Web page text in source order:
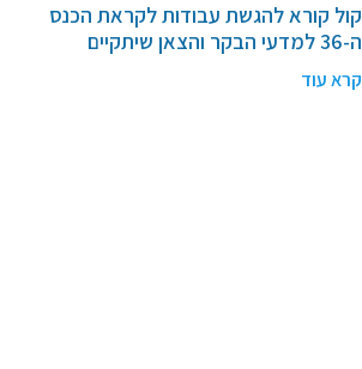
קול קורא להגשת עבודות לקראת הכנס
ה-36 למדעי הבקר והצאן שיתקיים
קרא עוד